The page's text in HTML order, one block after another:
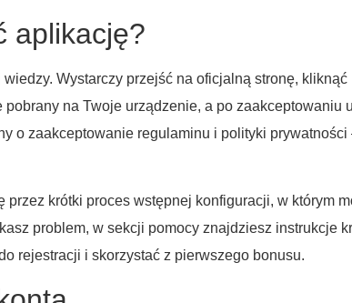
aplikację?
Wystarczy przejść na oficjalną stronę,
na Twoje urządzenie, a po zaakceptowaniu
o zaakceptowanie regulaminu i polityki
krótki proces wstępnej konfiguracji, w którym
problem, w sekcji pomocy znajdziesz instrukcje
rejestracji i skorzystać z pierwszego bonusu.